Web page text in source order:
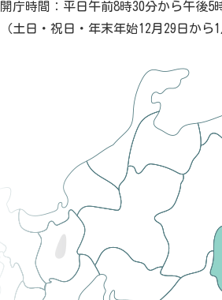
開庁時間：平日午前8時30分から午後5
（土日・祝日・年末年始12月29日から1